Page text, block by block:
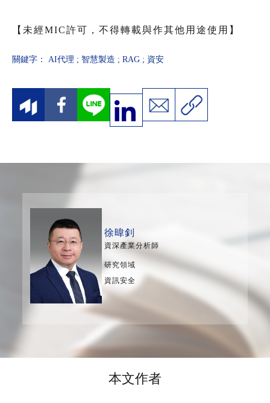
【未經MIC許可，不得轉載與作其他用途使用】
關鍵字： AI代理 ; 智慧製造 ; RAG ; 資安
徐暐釗
資深產業分析師
研究領域
資訊安全
本文作者